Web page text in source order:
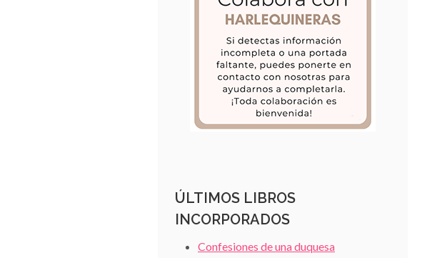
ÚLTIMOS LIBROS
INCORPORADOS
Confesiones de una duquesa